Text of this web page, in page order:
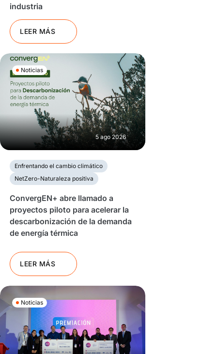
industria
LEER MÁS
Noticias
5 ago 2026
Enfrentando el cambio climático
NetZero-Naturaleza positiva
ConvergEN+ abre llamado a
proyectos piloto para acelerar la
descarbonización de la demanda
de energía térmica
LEER MÁS
Noticias